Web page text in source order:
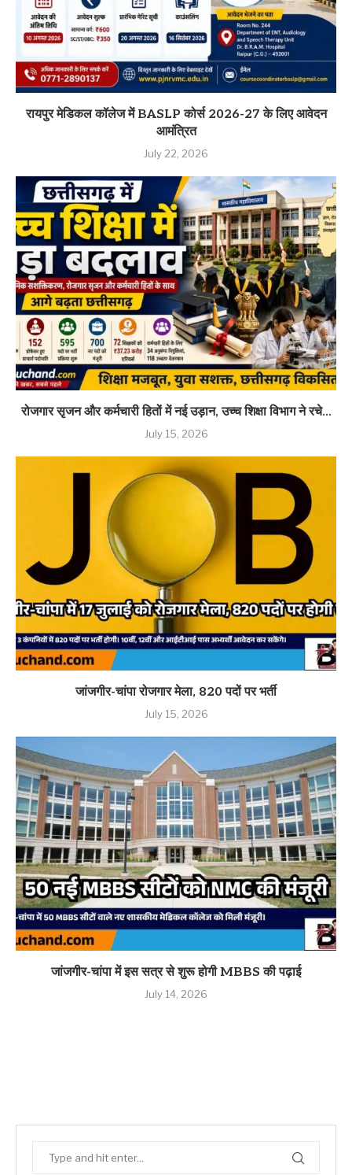
रायपुर मेडिकल कॉलेज में BASLP कोर्स 2026-27 के लिए आवेदन
आमंत्रित
July 22, 2026
रोजगार सृजन और कर्मचारी हितों में नई उड़ान, उच्च शिक्षा विभाग ने रचे...
July 15, 2026
जांजगीर-चांपा रोजगार मेला, 820 पदों पर भर्ती
July 15, 2026
जांजगीर-चांपा में इस सत्र से शुरू होगी MBBS की पढ़ाई
July 14, 2026